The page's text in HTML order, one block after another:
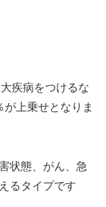
疾病をつけるな
上乗せとなりま
状態、がん、急
るタイプです